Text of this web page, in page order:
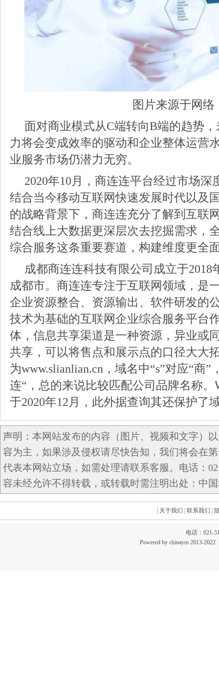
图片来源于网络
面对商业模式从C端转向B端的趋势
力将会变成效率的驱动和企业整体运营
业服务市场仍潜力无穷。
2020年10月，商连连平台经过市场深
结合当今移动互联网快速发展时代以及
的战略背景下，商连连充分了解到互联
结合线上大数据更深层次去挖掘需求，
综合服务这条重要赛道，构建维度更全
成都商连连科技有限公司成立于2018
成都市。商连连专注于互联网领域，是
企业资源整合、资源输出、软件研发的
技术为基础的互联网企业综合服务平台
体，信息共享渠道是一种资源，异业或
共享，可以将售点和展示点的口径大大
为www.slianlian.cn，域名中“s”对应“商”
连“，总的来说比较匹配公司品牌名称。
于2020年12月，此外据查询其还保护了
声明：本网站发布的内容（图片、视频和文字）
容为主，如果涉及侵权请尽快告知，我们将会在
代表本网站立场，如需处理请联系客服。电话：
容未经允许不得转载，或转载时需注明出处：中国
关于我们 联系我们
电话：021-
Powered by chinaym 2013-